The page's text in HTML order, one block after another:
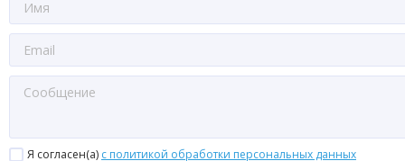
Я согласен(a) с политикой обработки персональных данных